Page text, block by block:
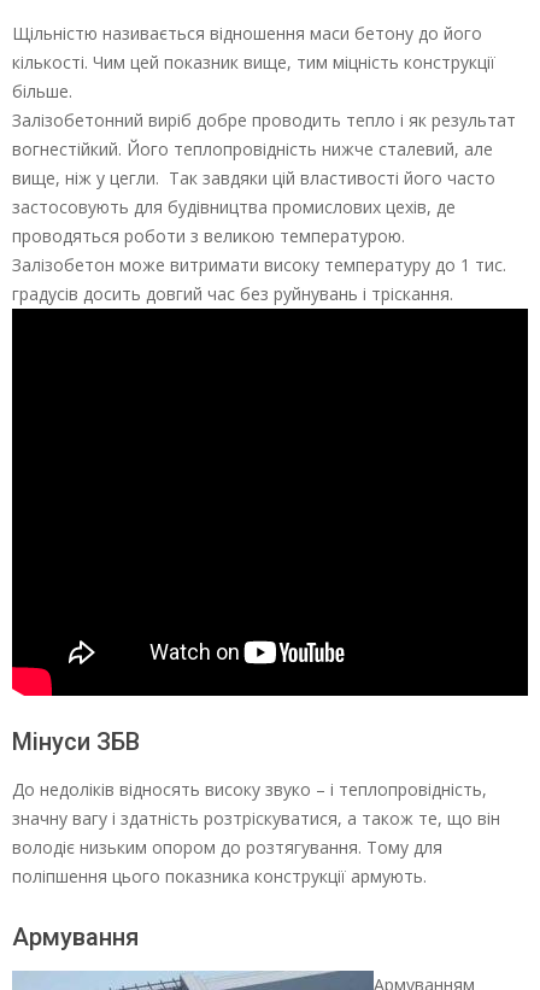
Щільністю називається відношення маси бетону до його
кількості. Чим цей показник вище, тим міцність конструкції
більше.
Залізобетонний виріб добре проводить тепло і як результат
вогнестійкий. Його теплопровідність нижче сталевий, але
вище, ніж у цегли. Так завдяки цій властивості його часто
застосовують для будівництва промислових цехів, де
проводяться роботи з великою температурою.
Залізобетон може витримати високу температуру до 1 тис.
градусів досить довгий час без руйнувань і тріскання.
Мінуси ЗБВ
До недоліків відносять високу звуко – і теплопровідність,
значну вагу і здатність розтріскуватися, а також те, що він
володіє низьким опором до розтягування. Тому для
поліпшення цього показника конструкції армують.
Армування
Армуванням